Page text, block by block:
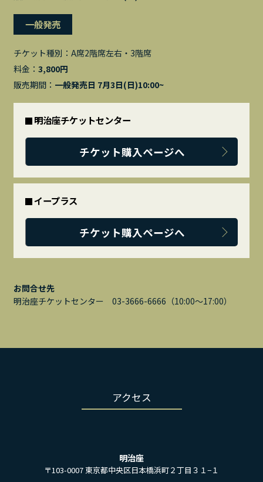
一般発売
チケット種別： A席2階席左右・3階席
料金： 3,800円
販売期間： 一般発売日 7月3日(日)10:00~
明治座チケットセンター
チケット購入ページへ
イープラス
チケット購入ページへ
お問合せ先
明治座チケットセンター 03-3666-6666（10:00～17:00）
アクセス
明治座
〒103-0007 東京都中央区日本橋浜町２丁目３１−１